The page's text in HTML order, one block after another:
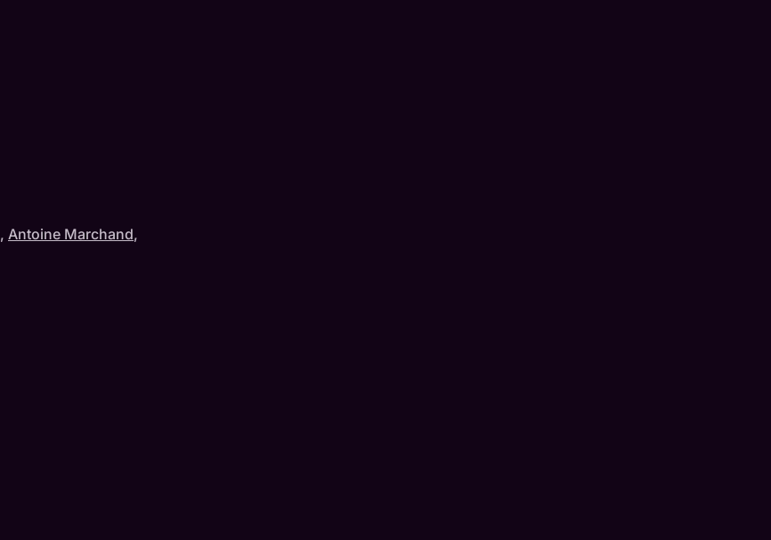
, Antoine Marchand,